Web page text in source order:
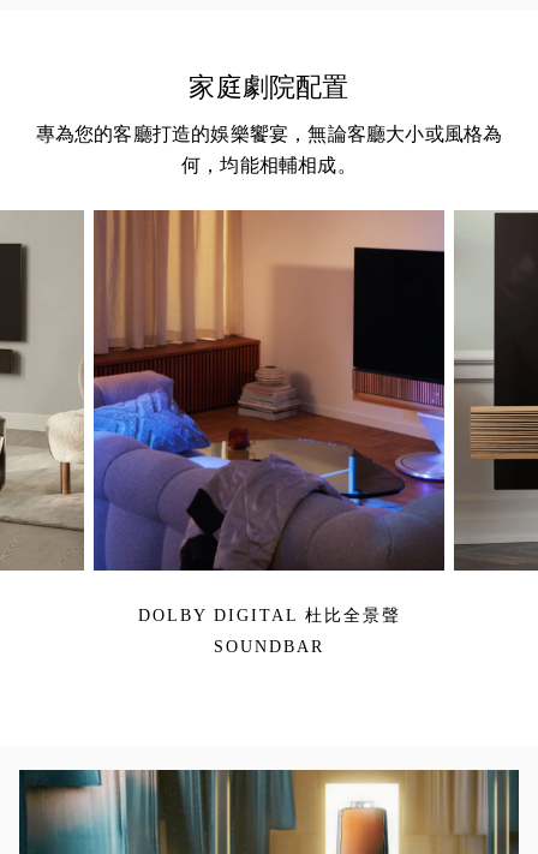
家庭劇院配置
專為您的客廳打造的娛樂饗宴，無論客廳大小或風格為
何，均能相輔相成。
DOLBY DIGITAL 杜比全景聲
SOUNDBAR
活動影像